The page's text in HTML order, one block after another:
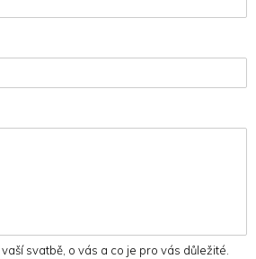
svatbě, o vás a co je pro vás důležité.